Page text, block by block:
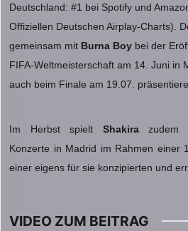
Deutschland: #1 bei Spotify und
Offiziellen Deutschen Airplay-Charts).
gemeinsam mit Burna Boy bei der
FIFA-Weltmeisterschaft am 14. Juni in
auch beim Finale am 19.07.
Im Herbst spielt Shakira zudem
Konzerte in Madrid im Rahmen einer
einer eigens für sie konzipierten und
VIDEO ZUM BEITRAG